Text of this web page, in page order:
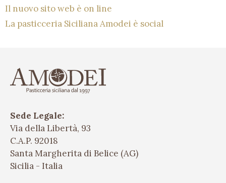
Il nuovo sito web è on line
La pasticceria Siciliana Amodei è social
Sede Legale:
Via della Libertà, 93
C.A.P. 92018
Santa Margherita di Belice (AG)
Sicilia - Italia